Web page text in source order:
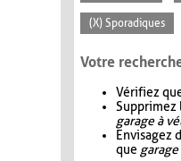
(X) Sporadiques
Votre
Vérifiez
Supprimez
garage à
Envisagez
que